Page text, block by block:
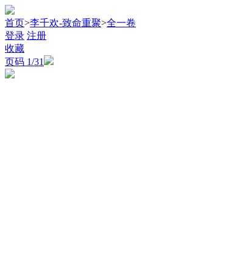
首页>李千欢-致命重聚>全一卷
登录 注册
收藏
页码 1/31